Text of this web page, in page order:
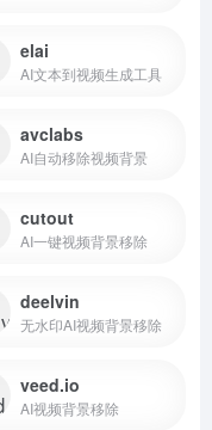
elai
AI文本到视频生成工具
avclabs
AI自动移除视频背景
cutout
AI一键视频背景移除
deelvin
无水印AI视频背景移除
veed.io
AI视频背景移除